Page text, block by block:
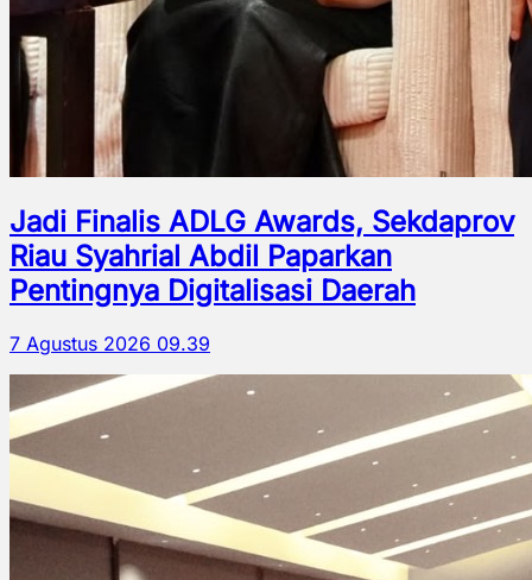
Jadi Finalis ADLG Awards, Sekdaprov
Riau Syahrial Abdil Paparkan
Pentingnya Digitalisasi Daerah
7 Agustus 2026 09.39